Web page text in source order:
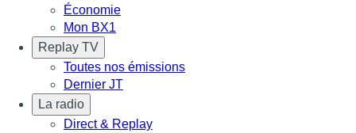
Économie
Mon BX1
Replay TV
Toutes nos émissions
Dernier JT
La radio
Direct & Replay